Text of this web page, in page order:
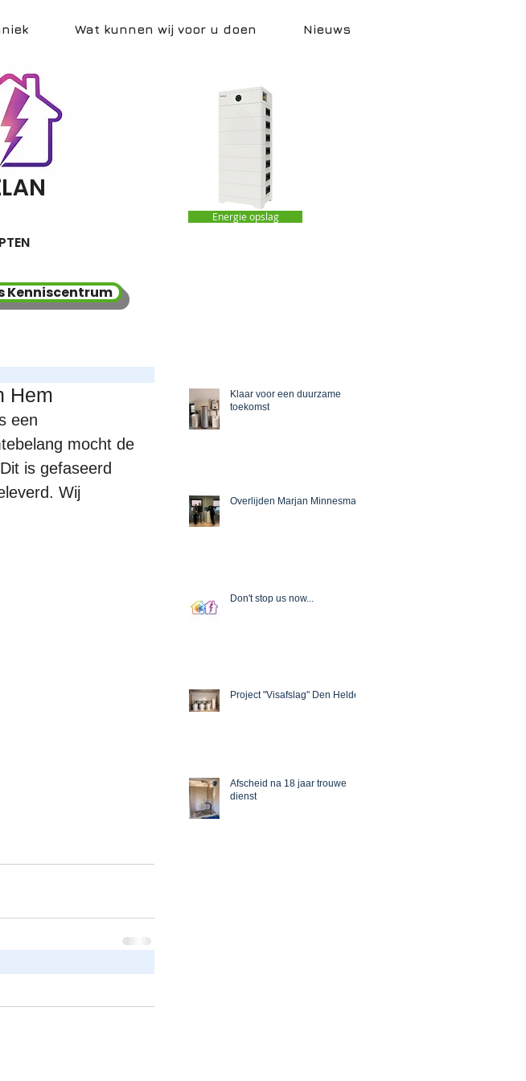
Wat kunnen wij voor u doen Nieuws
Kenniscentrum
Energie opslag
Hem
een
mocht de
is gefaseerd
Wij
Klaar voor een duurzame
toekomst
Overlijden Marjan Minnesma
Don't stop us now...
Project "Visafslag" Den Helder
Afscheid na 18 jaar trouwe
dienst